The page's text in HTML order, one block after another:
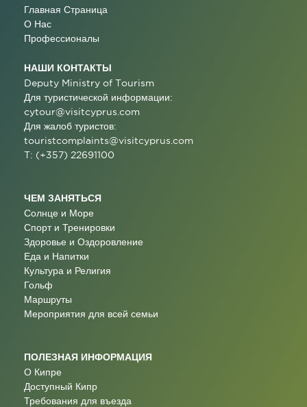
Главная Страница
О Нас
Профессионалы
НАШИ КОНТАКТЫ
Deputy Ministry of Tourism
Для туристической информации:
cytour@visitcyprus.com
Для жалоб туристов:
touristcomplaints@visitcyprus.com
T: (+357) 22691100
ЧЕМ ЗАНЯТЬСЯ
Солнце и Море
Спорт и Тренировки
Здоровье и Оздоровление
Еда и Напитки
Культура и Религия
Гольф
Маршруты
Мероприятия для всей семьи
ПОЛЕЗНАЯ ИНФОРМАЦИЯ
О Кипре
Доступный Кипр
Требования для въезда